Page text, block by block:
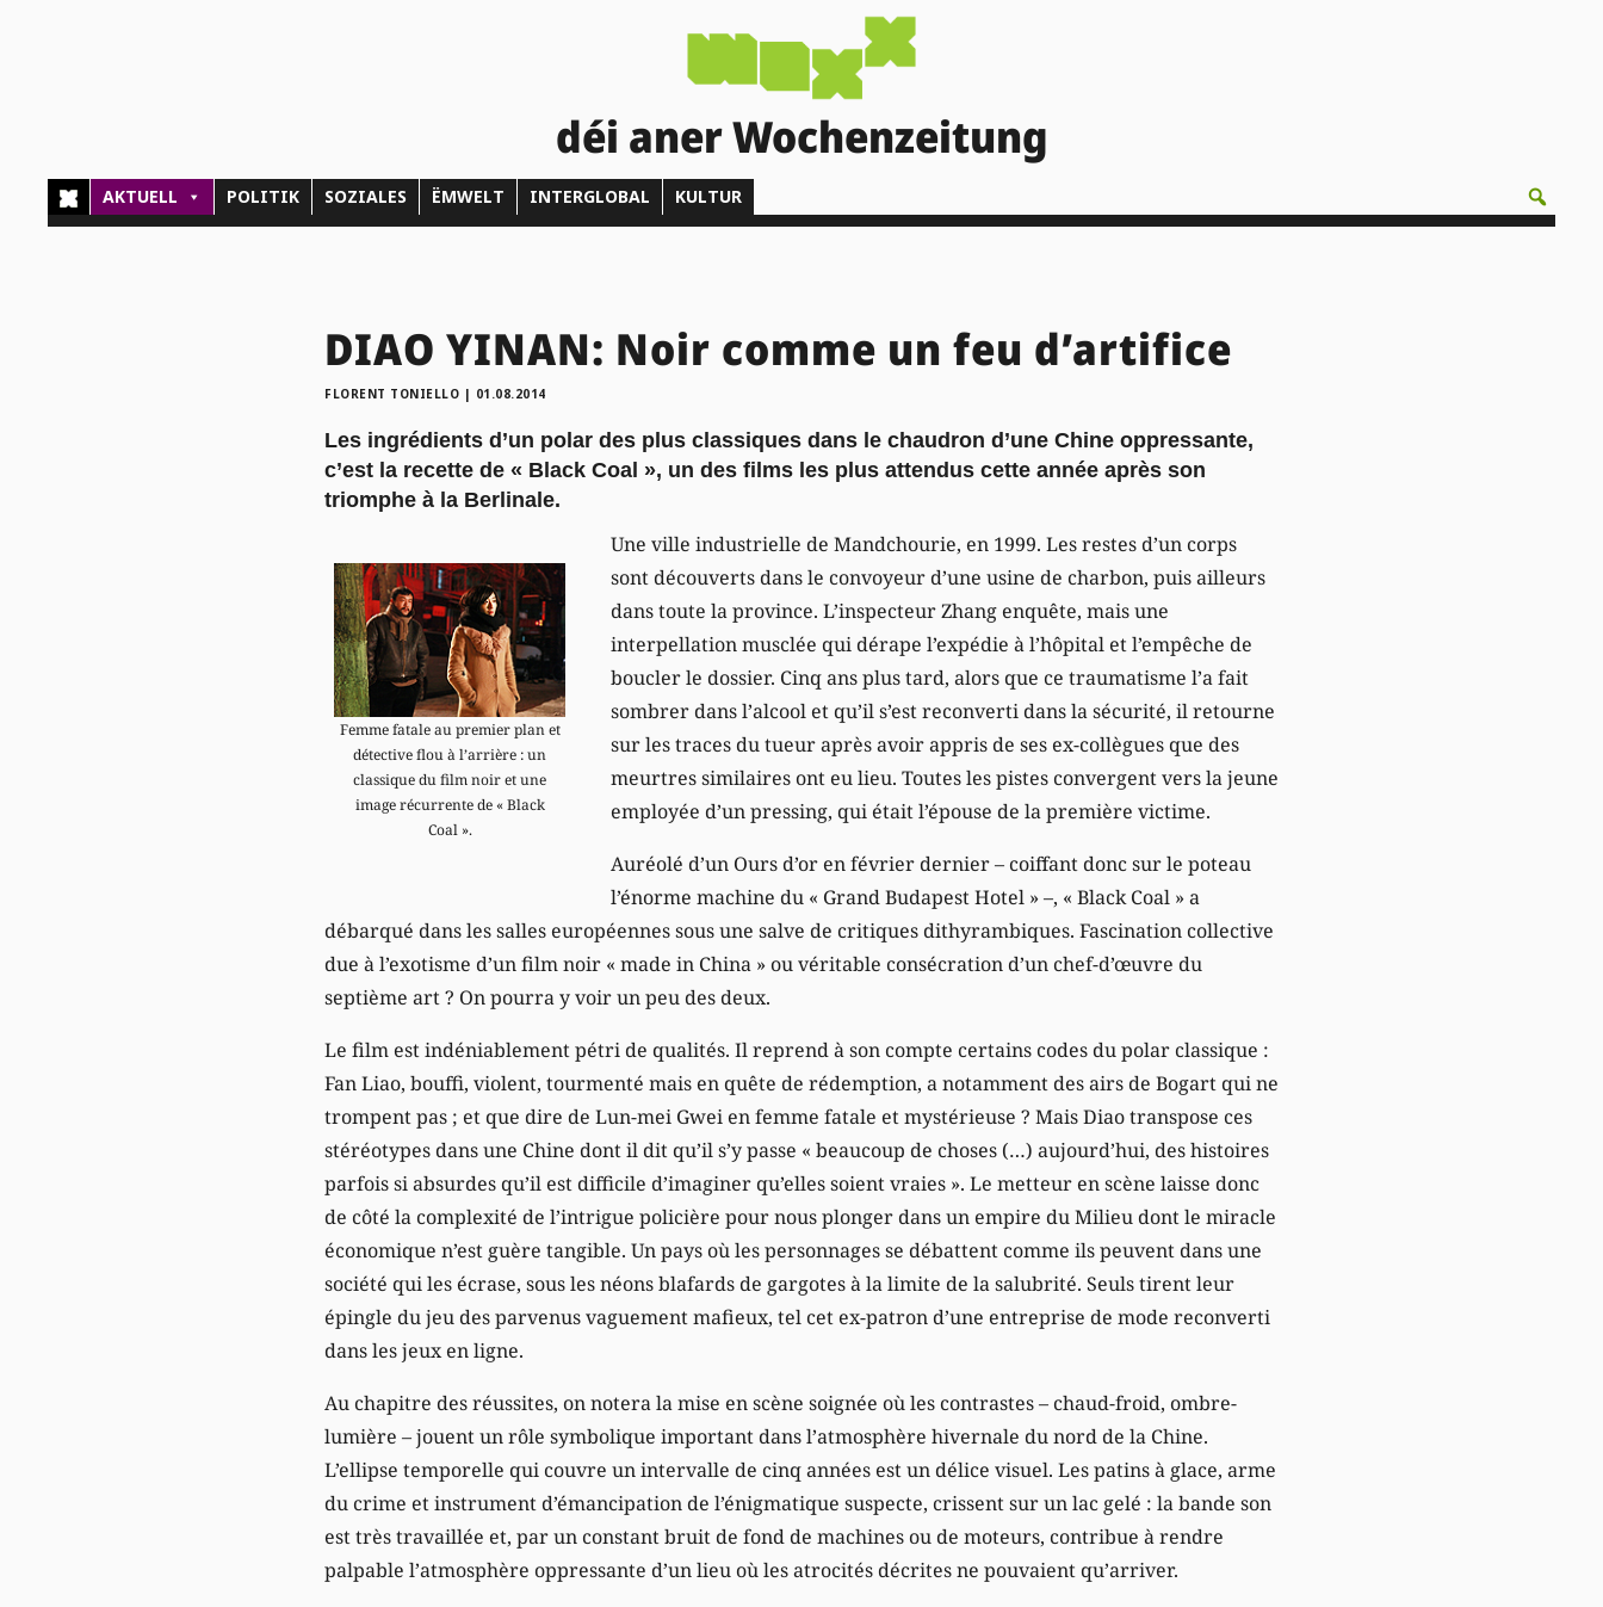
déi aner Wochenzeitung
AKTUELL POLITIK SOZIALES ËMWELT INTERGLOBAL KULTUR
DIAO YINAN: Noir comme un feu d’artifice
FLORENT TONIELLO | 01.08.2014
Les ingrédients d’un polar des plus classiques dans le chaudron d’une Chine oppressante,
c’est la recette de « Black Coal », un des films les plus attendus cette année après son
triomphe à la Berlinale.
Femme fatale au premier plan et
détective flou à l’arrière : un
classique du film noir et une
image récurrente de « Black
Coal ».
Une ville industrielle de Mandchourie, en 1999. Les restes d’un corps
sont découverts dans le convoyeur d’une usine de charbon, puis ailleurs
dans toute la province. L’inspecteur Zhang enquête, mais une
interpellation musclée qui dérape l’expédie à l’hôpital et l’empêche de
boucler le dossier. Cinq ans plus tard, alors que ce traumatisme l’a fait
sombrer dans l’alcool et qu’il s’est reconverti dans la sécurité, il retourne
sur les traces du tueur après avoir appris de ses ex-collègues que des
meurtres similaires ont eu lieu. Toutes les pistes convergent vers la jeune
employée d’un pressing, qui était l’épouse de la première victime.
Auréolé d’un Ours d’or en février dernier – coiffant donc sur le poteau
l’énorme machine du « Grand Budapest Hotel » –, « Black Coal » a
débarqué dans les salles européennes sous une salve de critiques dithyrambiques. Fascination collective
due à l’exotisme d’un film noir « made in China » ou véritable consécration d’un chef-d’œuvre du
septième art ? On pourra y voir un peu des deux.
Le film est indéniablement pétri de qualités. Il reprend à son compte certains codes du polar classique :
Fan Liao, bouffi, violent, tourmenté mais en quête de rédemption, a notamment des airs de Bogart qui ne
trompent pas ; et que dire de Lun-mei Gwei en femme fatale et mystérieuse ? Mais Diao transpose ces
stéréotypes dans une Chine dont il dit qu’il s’y passe « beaucoup de choses (…) aujourd’hui, des histoires
parfois si absurdes qu’il est difficile d’imaginer qu’elles soient vraies ». Le metteur en scène laisse donc
de côté la complexité de l’intrigue policière pour nous plonger dans un empire du Milieu dont le miracle
économique n’est guère tangible. Un pays où les personnages se débattent comme ils peuvent dans une
société qui les écrase, sous les néons blafards de gargotes à la limite de la salubrité. Seuls tirent leur
épingle du jeu des parvenus vaguement mafieux, tel cet ex-patron d’une entreprise de mode reconverti
dans les jeux en ligne.
Au chapitre des réussites, on notera la mise en scène soignée où les contrastes – chaud-froid, ombre-
lumière – jouent un rôle symbolique important dans l’atmosphère hivernale du nord de la Chine.
L’ellipse temporelle qui couvre un intervalle de cinq années est un délice visuel. Les patins à glace, arme
du crime et instrument d’émancipation de l’énigmatique suspecte, crissent sur un lac gelé : la bande son
est très travaillée et, par un constant bruit de fond de machines ou de moteurs, contribue à rendre
palpable l’atmosphère oppressante d’un lieu où les atrocités décrites ne pouvaient qu’arriver.